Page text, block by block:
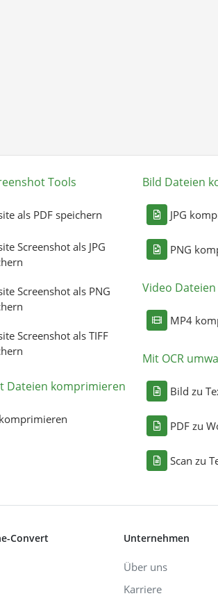
Tools
als PDF speichern
Screenshot als JPG
Screenshot als PNG
Screenshot als TIFF
Dateien komprimieren
Bild Dateien
JPG
PNG
Video
MP4
Mit OCR
Bild zu
PDF zu
Scan zu
Convert Unternehmen
Über uns
Karriere